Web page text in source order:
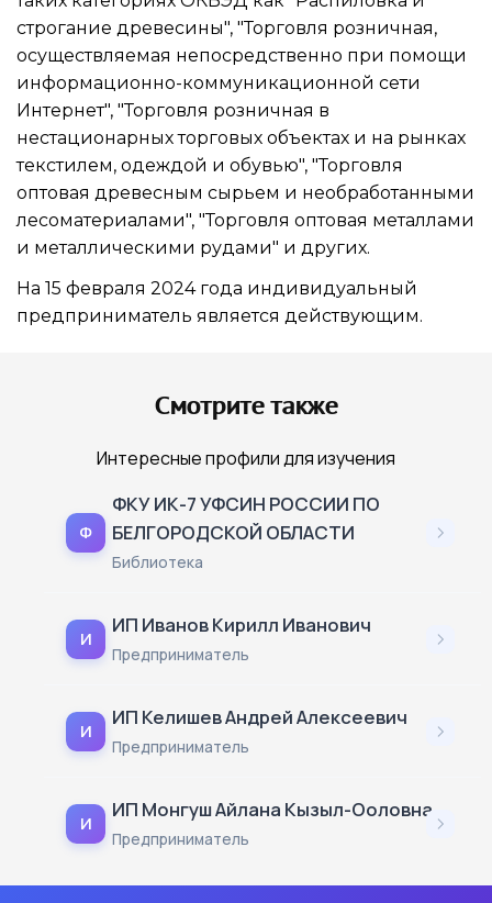
строгание древесины", "Торговля розничная,
осуществляемая непосредственно при помощи
информационно-коммуникационной сети
Интернет", "Торговля розничная в
нестационарных торговых объектах и на рынках
текстилем, одеждой и обувью", "Торговля
оптовая древесным сырьем и необработанными
лесоматериалами", "Торговля оптовая металлами
и металлическими рудами" и других.
На 15 февраля 2024 года индивидуальный
предприниматель является действующим.
Смотрите также
Интересные профили для изучения
Ф
ФКУ ИК-7 УФСИН РОССИИ ПО
БЕЛГОРОДСКОЙ ОБЛАСТИ
Библиотека
И
ИП Иванов Кирилл Иванович
Предприниматель
И
ИП Келишев Андрей Алексеевич
Предприниматель
И
ИП Монгуш Айлана Кызыл-Ооловна
Предприниматель